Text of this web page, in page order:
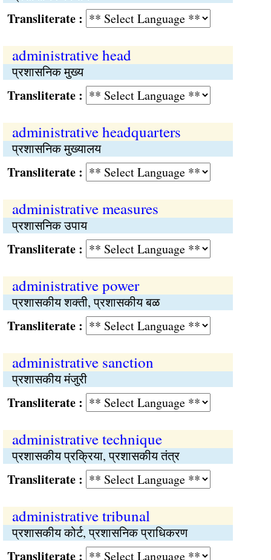
:
administrative head
प्रशासनिक मुख्य
:
administrative headquarters
प्रशासनिक मुख्यालय
:
administrative measures
प्रशासनिक उपाय
:
administrative power
प्रशासकीय शक्‍ती, प्रशासकीय बळ
:
administrative sanction
प्रशासकीय मंजुरी
:
administrative technique
प्रशासकीय प्रक्रिया, प्रशासकीय तंत्र
:
administrative tribunal
प्रशासकीय कोर्ट, प्रशासनिक प्राधिकरण
: